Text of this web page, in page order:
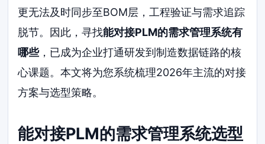
更无法及时同步至BOM层，工程验证与需求追踪
脱节。因此，寻找能对接PLM的需求管理系统有
哪些，已成为企业打通研发到制造数据链路的核
心课题。本文将为您系统梳理2026年主流的对接
方案与选型策略。
能对接PLM的需求管理系统选型